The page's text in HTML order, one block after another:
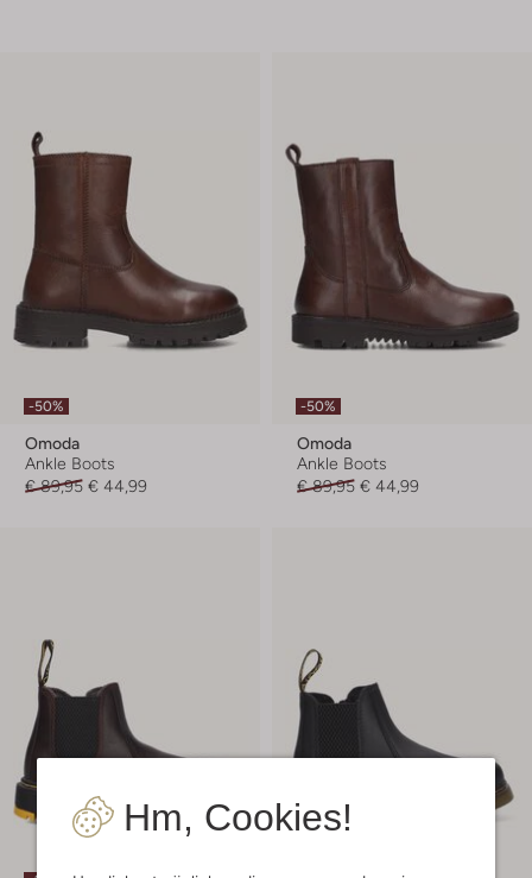
Hm, Cookies!
-50%
Omoda
Ankle Boots
€ 89,95 € 44,99
-50%
Omoda
Ankle Boots
€ 89,95 € 44,99